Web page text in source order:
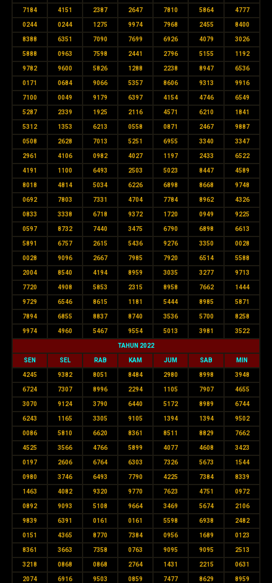
7184 4151 2387 2647 7810 5864 4777
0244 0244 1275 9974 7968 2455 8400
8388 6351 7090 7699 6926 4079 3026
5888 0963 7598 2441 2796 5155 1192
9782 9600 5826 1288 2238 8947 6536
0171 0684 9066 5357 8606 9313 9916
7100 0049 9179 6397 4154 4746 6549
5287 2339 1925 2116 4571 6210 1841
5312 1353 6213 0558 0871 2467 9887
0508 2628 7013 5251 6955 3340 3347
2961 4106 0982 4027 1197 2433 6522
4191 1100 6493 2503 5023 8447 4589
8018 4814 5034 6226 6898 8668 9748
0692 7803 7331 4704 7784 8962 4326
0833 3338 6718 9372 1720 0949 9225
0597 8732 7440 3475 6790 6898 6613
5891 6757 2615 5436 9276 3350 0028
0028 9096 2667 7985 7920 6514 5588
2004 8540 4194 8959 3035 3277 9713
7720 4908 5853 2315 8958 7662 1444
9729 6546 8615 1181 5444 8985 5871
7894 6855 8837 8740 3536 5700 8258
9974 4960 5467 9554 5013 3981 3522
TAHUN 2022
SEN SEL RAB KAM JUM SAB MIN
4245 9382 8051 8484 2980 8998 3948
6724 7307 8996 2294 1105 7907 4655
3070 9124 3790 6440 5172 8989 6744
6243 1165 3305 9105 1394 1394 9502
0086 5810 6620 8361 8511 8829 7662
4525 3566 4766 5899 4077 4608 3423
0197 2606 6764 6303 7326 5673 1544
0980 3746 6493 7790 4225 7384 8339
1463 4082 9320 9770 7623 4751 0972
0892 9093 5108 9664 3469 5674 2106
9839 6391 0161 0161 5598 6938 2482
0151 4365 8770 7384 0956 1689 0123
8361 3663 7358 0763 9095 9095 2513
3218 0868 0868 2764 1431 2215 0631
2074 6916 9503 0859 7477 8629 8959